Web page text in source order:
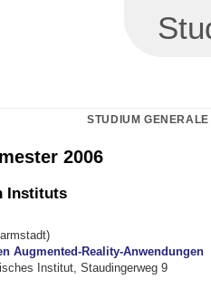
STUDIUM GENERALE
2006
Instituts
Augmented-Reality-Anwendungen
Institut, Staudingerweg 9